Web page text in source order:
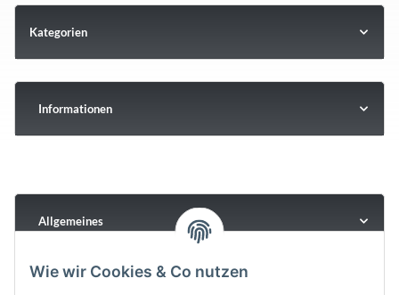
Kategorien
Informationen
Allgemeines
Wie wir Cookies & Co nutzen